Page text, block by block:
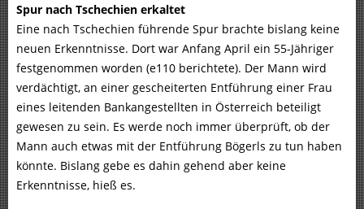
Spur nach Tschechien erkaltet
Eine nach Tschechien führende Spur brachte bislang keine
neuen Erkenntnisse. Dort war Anfang April ein 55-Jähriger
festgenommen worden (e110 berichtete). Der Mann wird
verdächtigt, an einer gescheiterten Entführung einer Frau
eines leitenden Bankangestellten in Österreich beteiligt
gewesen zu sein. Es werde noch immer überprüft, ob der
Mann auch etwas mit der Entführung Bögerls zu tun haben
könnte. Bislang gebe es dahin gehend aber keine
Erkenntnisse, hieß es.